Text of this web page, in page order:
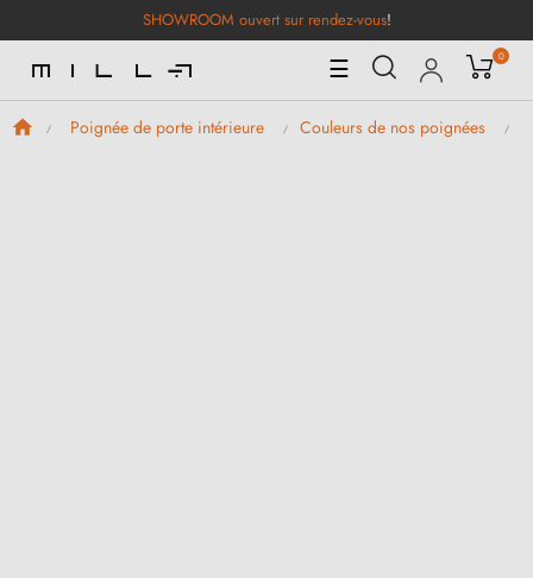
SHOWROOM ouvert sur rendez-vous!
Basculer
la
navigation
☰ 0
Poignée de porte intérieure Couleurs de nos poignées